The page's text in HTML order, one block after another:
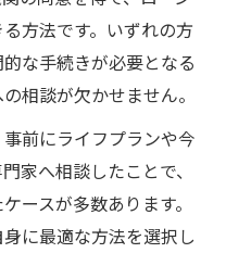
の家計リスクを減ら
方法です。いずれの方
な手続きが必要となる
相談が欠かせません。
前にライフプランや今
家へ相談したことで、
ースが多数あります。
に最適な方法を選択し